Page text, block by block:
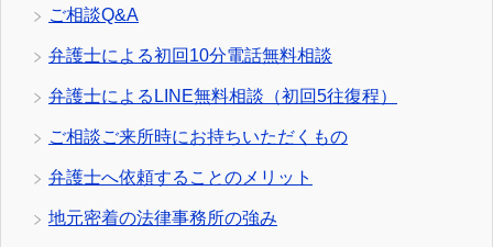
ご相談Q&A
弁護士による初回10分電話無料相談
弁護士によるLINE無料相談（初回5往復程）
ご相談ご来所時にお持ちいただくもの
弁護士へ依頼することのメリット
地元密着の法律事務所の強み